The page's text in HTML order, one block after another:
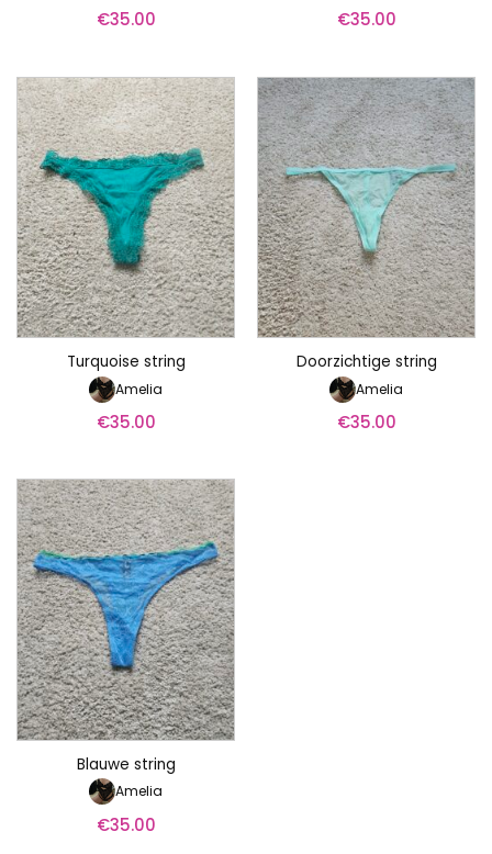
€35.00 €35.00
Turquoise string
Amelia
€35.00
Doorzichtige string
Amelia
€35.00
Blauwe string
Amelia
€35.00